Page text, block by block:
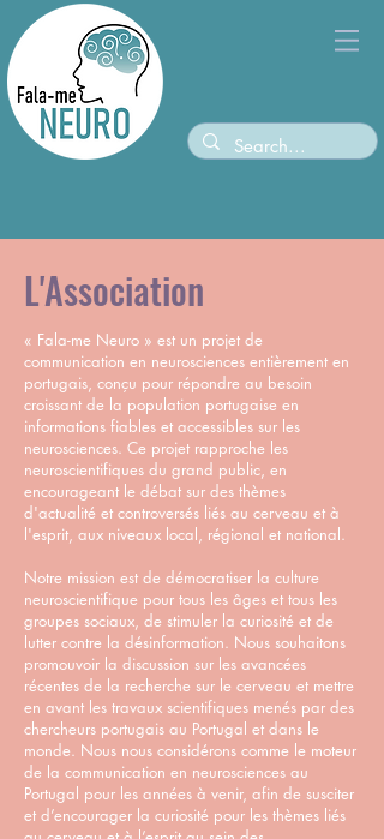
L'Association
« Fala-me Neuro » est un projet de
communication en neurosciences entièrement en
portugais, conçu pour répondre au besoin
croissant de la population portugaise en
informations fiables et accessibles sur les
neurosciences. Ce projet rapproche les
neuroscientifiques du grand public, en
encourageant le débat sur des thèmes
d'actualité et controversés liés au cerveau et à
l'esprit, aux niveaux local, régional et national.
Notre mission est de démocratiser la culture
neuroscientifique pour tous les âges et tous les
groupes sociaux, de stimuler la curiosité et de
lutter contre la désinformation. Nous souhaitons
promouvoir la discussion sur les avancées
récentes de la recherche sur le cerveau et mettre
en avant les travaux scientifiques menés par des
chercheurs portugais au Portugal et dans le
monde. Nous nous considérons comme le moteur
de la communication en neurosciences au
Portugal pour les années à venir, afin de susciter
et d’encourager la curiosité pour les thèmes liés